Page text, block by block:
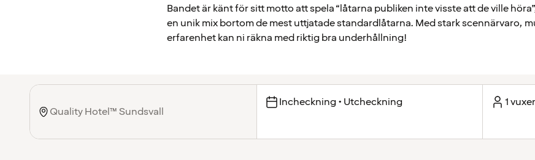
Bandet är känt för sitt motto att spela “låtarna publiken inte visste att de ville
en unik mix bortom de mest uttjatade standardlåtarna. Med stark scennärvaro,
erfarenhet kan ni räkna med riktig bra underhållning!
Incheckning • Utcheckning 1